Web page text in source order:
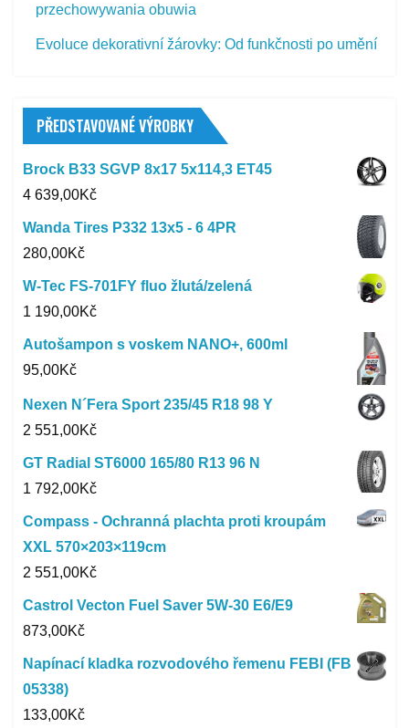
przechowywania obuwia
Evoluce dekorativní žárovky: Od funkčnosti po umění
PŘEDSTAVOVANÉ VÝROBKY
Brock B33 SGVP 8x17 5x114,3 ET45
4 639,00Kč
Wanda Tires P332 13x5 - 6 4PR
280,00Kč
W-Tec FS-701FY fluo žlutá/zelená
1 190,00Kč
Autošampon s voskem NANO+, 600ml
95,00Kč
Nexen N´Fera Sport 235/45 R18 98 Y
2 551,00Kč
GT Radial ST6000 165/80 R13 96 N
1 792,00Kč
Compass - Ochranná plachta proti kroupám
XXL 570×203×119cm
2 551,00Kč
Castrol Vecton Fuel Saver 5W-30 E6/E9
873,00Kč
Napínací kladka rozvodového řemenu FEBI (FB
05338)
133,00Kč